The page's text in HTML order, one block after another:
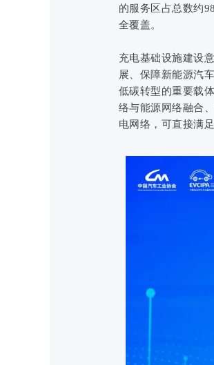
的服务区占总数约
全覆盖。
充电基础设施建设
展、保障新能源汽
低碳转型的重要载
络与能源网络融合
电网络，可直接满